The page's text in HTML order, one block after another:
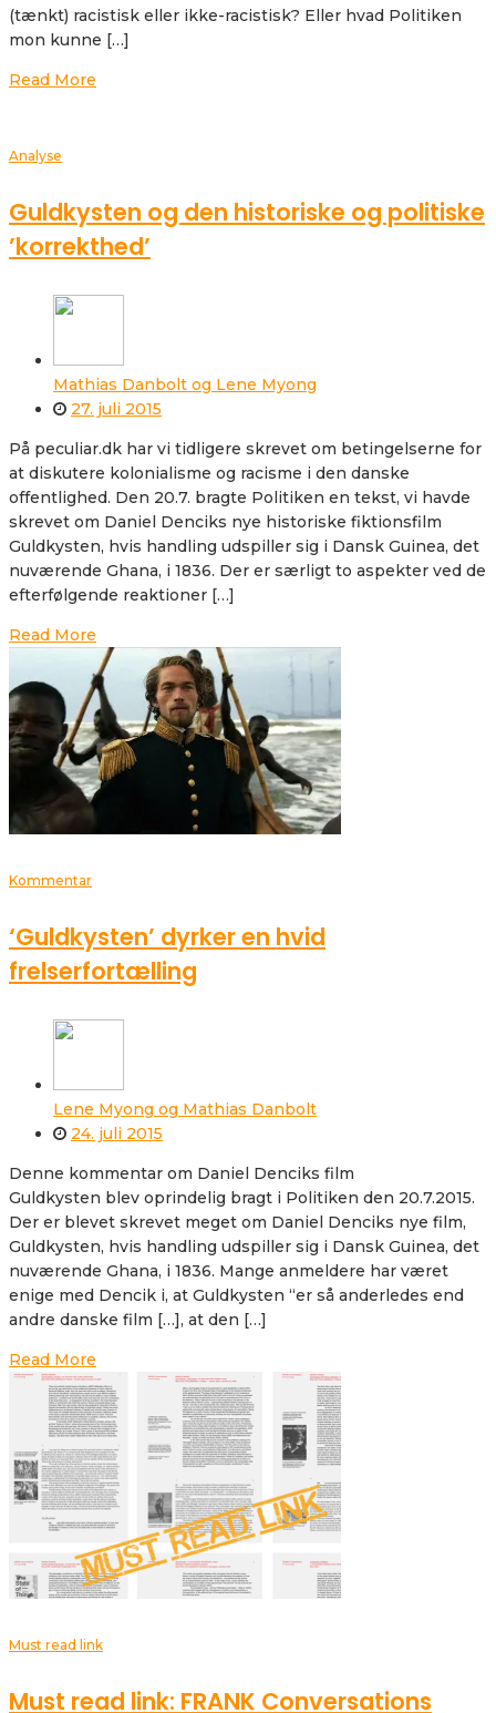
(tænkt) racistisk eller ikke-racistisk? Eller hvad Politiken
mon kunne […]
Read More
Analyse
Guldkysten og den historiske og politiske
’korrekthed’
Mathias Danbolt og Lene Myong
27. juli 2015
På peculiar.dk har vi tidligere skrevet om betingelserne for
at diskutere kolonialisme og racisme i den danske
offentlighed. Den 20.7. bragte Politiken en tekst, vi havde
skrevet om Daniel Denciks nye historiske fiktionsfilm
Guldkysten, hvis handling udspiller sig i Dansk Guinea, det
nuværende Ghana, i 1836. Der er særligt to aspekter ved de
efterfølgende reaktioner […]
Read More
Kommentar
‘Guldkysten’ dyrker en hvid
frelserfortælling
Lene Myong og Mathias Danbolt
24. juli 2015
Denne kommentar om Daniel Denciks film
Guldkysten blev oprindelig bragt i Politiken den 20.7.2015.
Der er blevet skrevet meget om Daniel Denciks nye film,
Guldkysten, hvis handling udspiller sig i Dansk Guinea, det
nuværende Ghana, i 1836. Mange anmeldere har været
enige med Dencik i, at Guldkysten “er så anderledes end
andre danske film […], at den […]
Read More
Must read link
Must read link: FRANK Conversations